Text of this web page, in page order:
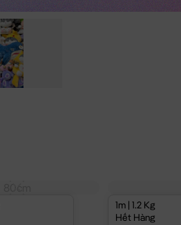
1m | 1.2 Kg
Hết Hàng